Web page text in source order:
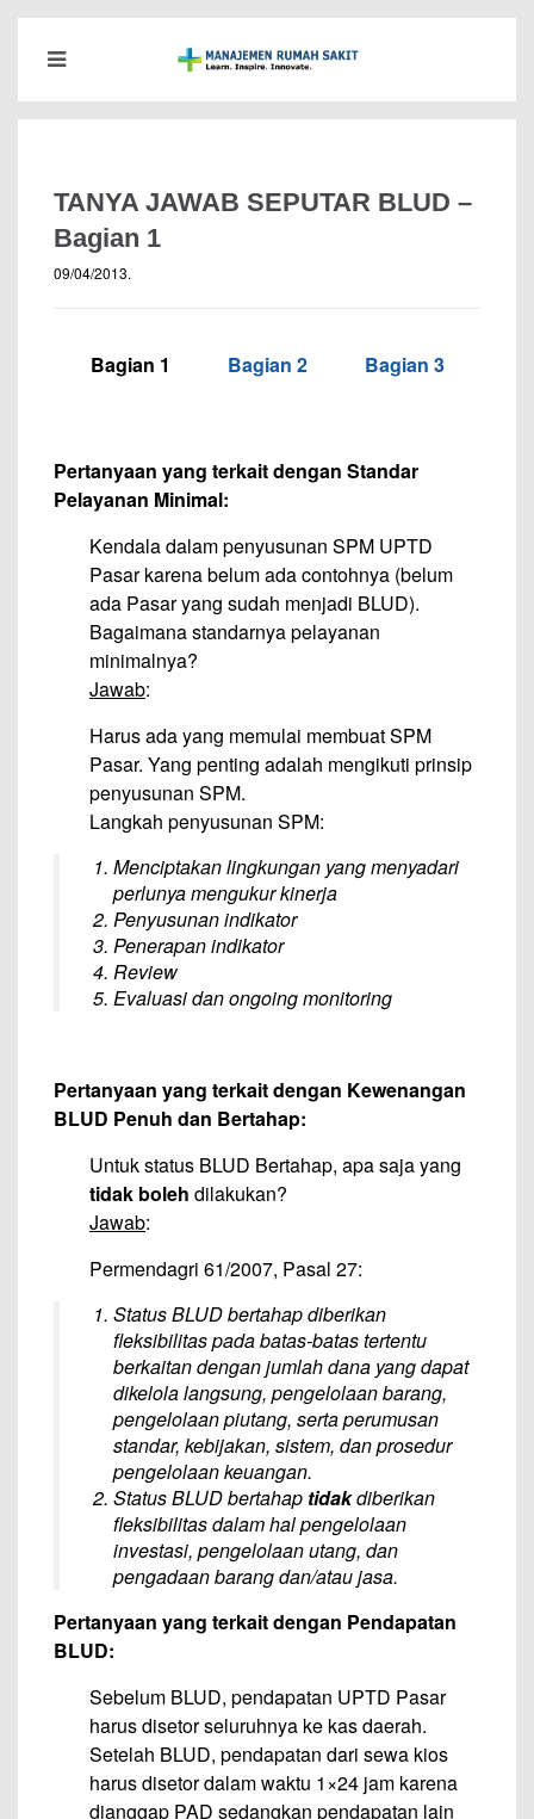
TANYA JAWAB SEPUTAR BLUD –
Bagian 1
09/04/2013.
Bagian 1 Bagian 2——— Bagian 3
Pertanyaan yang terkait dengan Standar
Pelayanan Minimal:
Kendala dalam penyusunan SPM UPTD
Pasar karena belum ada contohnya (belum
ada Pasar yang sudah menjadi BLUD).
Bagaimana standarnya pelayanan
minimalnya?
Jawab:
Harus ada yang memulai membuat SPM
Pasar. Yang penting adalah mengikuti prinsip
penyusunan SPM.
Langkah penyusunan SPM:
Menciptakan lingkungan yang menyadari
perlunya mengukur kinerja
Penyusunan indikator
Penerapan indikator
Review
Evaluasi dan ongoing monitoring
Pertanyaan yang terkait dengan Kewenangan
BLUD Penuh dan Bertahap:
Untuk status BLUD Bertahap, apa saja yang
tidak boleh dilakukan?
Jawab:
Permendagri 61/2007, Pasal 27:
Status BLUD bertahap diberikan
fleksibilitas pada batas-batas tertentu
berkaitan dengan jumlah dana yang dapat
dikelola langsung, pengelolaan barang,
pengelolaan piutang, serta perumusan
standar, kebijakan, sistem, dan prosedur
pengelolaan keuangan.
Status BLUD bertahap tidakdiberikan
fleksibilitas dalam hal pengelolaan
investasi, pengelolaan utang, dan
pengadaan barang dan/atau jasa.
Pertanyaan yang terkait dengan Pendapatan
BLUD:
Sebelum BLUD, pendapatan UPTD Pasar
harus disetor seluruhnya ke kas daerah.
Setelah BLUD, pendapatan dari sewa kios
harus disetor dalam waktu 1×24 jam karena
dianggap PAD sedangkan pendapatan lain